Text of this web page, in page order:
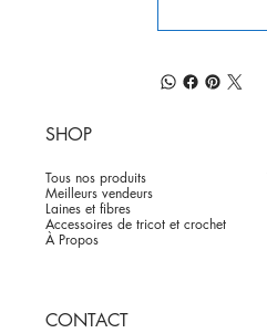
SHOP
Tous nos produits
Meilleurs vendeurs
Laines et fibres
Accessoires de tricot et crochet
À Propos
CONTACT